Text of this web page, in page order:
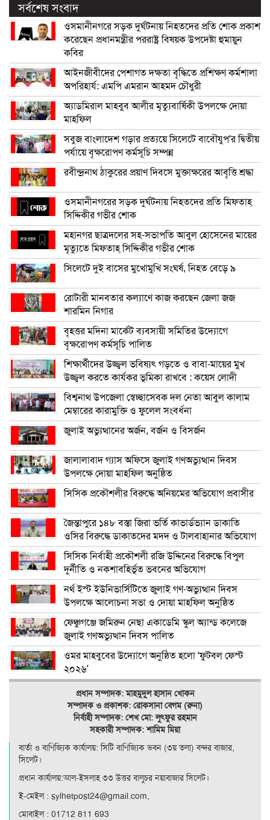
সর্বশেষ সংবাদ
ওসমানীনগরে সড়ক দুর্ঘটনায় নিহতদের প্রতি শোক প্রকাশ
করেছেন প্রধানমন্ত্রীর পররাষ্ট্র বিষয়ক উপদেষ্টা হুমায়ুন
কবির
আইনজীবীদের পেশাগত দক্ষতা বৃদ্ধিতে প্রশিক্ষণ কর্মশালা
অপরিহার্য: এমপি এমরান আহমদ চৌধুরী
অ্যাডমিরাল মাহবুব আলীর মৃত্যুবার্ষিকী উপলক্ষে দোয়া
মাহফিল
সবুজ বাংলাদেশ গড়ার প্রত্যয়ে সিলেটে বাবৌযুপ’র দ্বিতীয়
পর্যায়ে বৃক্ষরোপণ কর্মসূচি সম্পন্ন
রবীন্দ্রনাথ ঠাকুরের প্রয়াণ দিবসে মুক্তাক্ষরের আবৃত্তি শ্রদ্ধা
ওসমানীনগরের সড়ক দুর্ঘটনায় নিহতদের প্রতি মিফতাহ্
সিদ্দিকীর গভীর শোক
মহানগর ছাত্রদলের সহ-সভাপতি আবুল হোসেনের মায়ের
মৃত্যুতে মিফতাহ্ সিদ্দিকীর গভীর শোক
সিলেটে দুই বাসের মুখোমুখি সংঘর্ষ, নিহত বেড়ে ৯
রোটারী মানবতার কল্যাণে কাজ করছেন জেলা জজ
শারমিন নিগার
বৃহত্তর মদিনা মার্কেট ব্যবসায়ী সমিতির উদ্যোগে
বৃক্ষরোপণ কর্মসূচি পালিত
শিক্ষার্থীদের উজ্জ্বল ভবিষ্যৎ গড়তে ও বাবা-মায়ের মুখ
উজ্জ্বল করতে কার্যকর ভূমিকা রাখবে : কয়েস লোদী
বিশ্বনাথ উপজেলা স্বেচ্ছাসেবক দল নেতা আবুল কালাম
মেম্বারের কারামুক্তি ও ফুলেল সংবর্ধনা
জুলাই অভ্যুত্থানের অর্জন, বর্জন ও বিসর্জন
জালালাবাদ গ্যাস অফিসে জুলাই গণঅভ্যুত্থান দিবস
উপলক্ষে দোয়া মাহফিল অনুষ্ঠিত
সিসিক প্রকৌশলীর বিরুদ্ধে অনিয়মের অভিযোগ প্রবাসীর
জৈন্তাপুরে ১৪৮ বস্তা জিরা ভর্তি কাভার্ডভ্যান ডাকাতি
ওসির বিরুদ্ধে ডাকাতদের মদদ ও টালবাহানার অভিযোগ
সিসিক নির্বাহী প্রকৌশলী রজি উদ্দিনের বিরুদ্ধে বিপুল
দুর্নীতি ও নকশাবহির্ভূত ভবনের অভিযোগ
নর্থ ইস্ট ইউনিভার্সিটিতে জুলাই গণ-অভ্যুত্থান দিবস
উপলক্ষে আলোচনা সভা ও দোয়া মাহফিল অনুষ্ঠিত
ফেঞ্চুগঞ্জে জমিরুন নেছা একাডেমি স্কুল অ্যান্ড কলেজে
জুলাই গণঅভ্যুত্থান দিবস পালিত
ওমর মাহবুবের উদ্যোগে অনুষ্ঠিত হলো ‘ফুটবল ফেস্ট
২০২৬’
প্রধান সম্পাদক: মাহমুদুল হাসান খোকন
সম্পাদক ও প্রকাশক: রোকসানা বেগম (রুনা)
নির্বাহী সম্পাদক: শেখ মো: লুৎফুর রহমান
সহকারী সম্পাদক: শামিম মিয়া
বার্তা ও বাণিজ্যিক কার্যালয়: সিটি বাণিজ‍্যিক ভবন (৩য় তলা) বন্দর বাজার,
সিলেট।
প্রধান কার্যালয়:আল-ইসলাহ ৩৩ উত্তর বালুচর নয়াবাজার সিলেট।
ই-মেইল : sylhetpost24@gmail.com,
মোবাইল : 01712 811 693